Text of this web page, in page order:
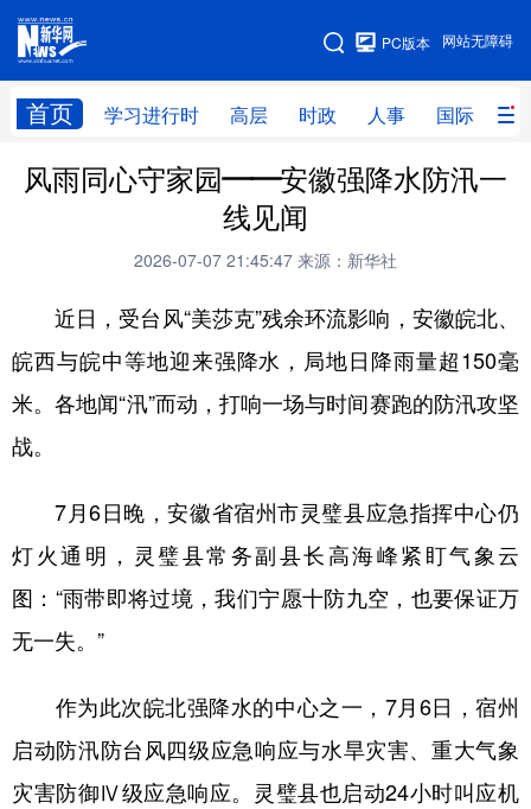
网站无障碍
PC版本
首页 学习进行时 高层 时政 人事 国际 财
网站地图
学习进行时 高层 时政 人事
科技 科创 量子 体育
文化 书画 军事
食品 人居 信息化 数字经济
风雨同心守家园——安徽强降水防汛一
线见闻
2026-07-07 21:45:47 来源：新华社
近日，受台风“美莎克”残余环流影响，安徽皖北、
皖西与皖中等地迎来强降水，局地日降雨量超150毫
米。各地闻“汛”而动，打响一场与时间赛跑的防汛攻坚
战。
7月6日晚，安徽省宿州市灵璧县应急指挥中心仍
灯火通明，灵璧县常务副县长高海峰紧盯气象云
图：“雨带即将过境，我们宁愿十防九空，也要保证万
无一失。”
作为此次皖北强降水的中心之一，7月6日，宿州
启动防汛防台风四级应急响应与水旱灾害、重大气象
灾害防御Ⅳ级应急响应。灵璧县也启动24小时叫应机